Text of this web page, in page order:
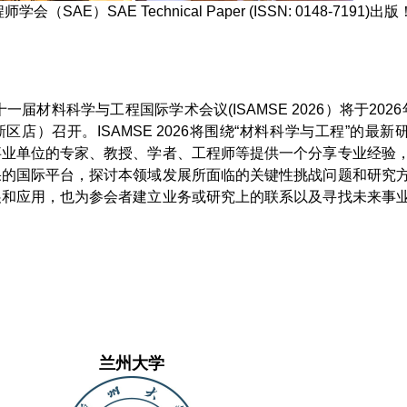
学会（SAE）SAE Technical Paper (ISSN: 0148-7191)出版
材料科学与工程国际学术会议(ISAMSE 2026）将于2026
店）召开。ISAMSE 2026将围绕“材料科学与工程”的最新
单位的专家、教授、学者、工程师等提供一个分享专业经验
国际平台，探讨本领域发展所面临的关键性挑战问题和研究
应用，也为参会者建立业务或研究上的联系以及寻找未来事
兰州大学